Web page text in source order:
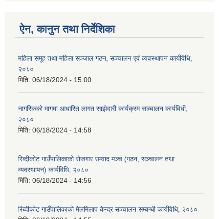
ऐन, कानुन तथा निर्देशिका
महिला समूह तथा महिला सञ्जाल गठन, सञ्चालन एवं व्यवस्थापन कार्यविधि,
२०८०
मिति: 06/18/2024 - 15:00
नागरिकको मागमा आधारित लागत साझेदारी कार्यक्रम सञ्चालन कार्यविधी,
२०८०
मिति: 06/18/2024 - 14:58
रिब्दीकोट गाउँपालिकाको रोजगार सम्वाद मञ्च (गठन, सञ्चालन तथा
व्यवस्थापन) कार्यविधि, २०८०
मिति: 06/18/2024 - 14:56
रिब्दीकोट गाउँपालिकाको मेलमिलाप केन्द्र सञ्चालन सम्बन्धी कार्यविधि, २०८०